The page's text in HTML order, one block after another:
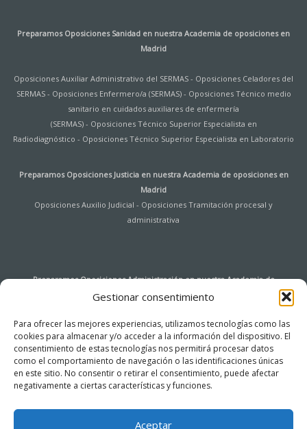
Gestionar consentimiento
Para ofrecer las mejores experiencias, utilizamos tecnologías como las
cookies para almacenar y/o acceder a la información del dispositivo. El
consentimiento de estas tecnologías nos permitirá procesar datos
como el comportamiento de navegación o las identificaciones únicas
en este sitio. No consentir o retirar el consentimiento, puede afectar
negativamente a ciertas características y funciones.
Aceptar
Preparamos Oposiciones Sanidad en nuestra Academia de oposiciones en
Madrid
Oposiciones Auxiliar Administrativo del SERMAS - Oposiciones Celadores del
SERMAS- Oposiciones Enfermero/a (SERMAS)- Oposiciones Técnico medio
sanitario en cuidados auxiliares de enfermería
(SERMAS)- Oposiciones Técnico Superior Especialista en
Radiodiagnóstico - Oposiciones Técnico Superior Especialista en Laboratorio
Preparamos Oposiciones Justicia en nuestra Academia de oposiciones en
Madrid
Oposiciones Auxilio Judicial - Oposiciones Tramitación procesal y
administrativa
Preparamos Oposiciones Administración en nuestraAcademia de
oposiciones en Madrid
Oposiciones Auxiliar de Archivo y Bibliotecas Universidad de Alcalá de
Henares -Oposiciones Agentes de Hacienda Pública- Oposiciones
Instituciones Penitenciarias-Oposiciones Tramitación procesal y
administrativa -Oposiciones Auxiliar de Servicios-Oposiciones Cuerpo
General de la Administración del Estado – Acceso Libre- Oposiciones Cuerpo
General Auxiliar de la Administración del Estado (Ingreso libre)